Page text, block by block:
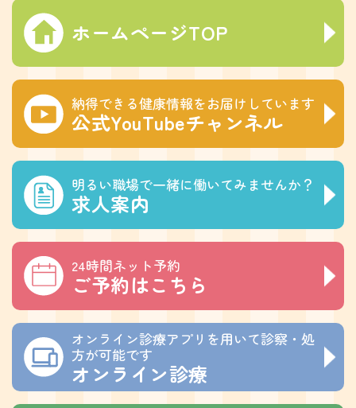
ホームページTOP
納得できる健康情報をお届けしています
公式YouTubeチャンネル
明るい職場で一緒に働いてみませんか？
求人案内
24時間ネット予約
ご予約はこちら
オンライン診療アプリを用いて診察・処
方が可能です
オンライン診療